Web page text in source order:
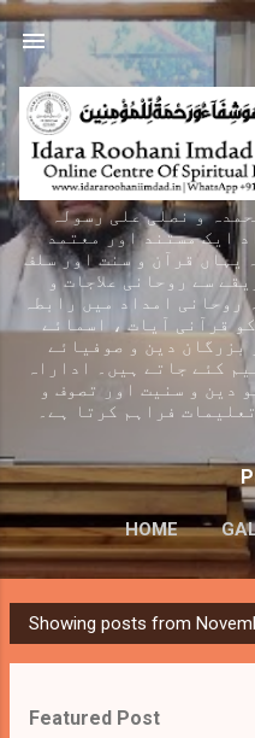
Skip to
و نصلی علی رسولہ
ایک مستند اور معتمد
یہاں قرآن و سنت اور سلف
سے روحانی علاجات و
امداد میں رابطہ
قرآنی آیات ، اسمائے
بزرگان دین و صوفیائے
کئے جاتے ہیں۔ اداراہ
دین و سنیت اور تصوف و
فراہم کرتا ہے۔
HOME
P
o
Showing posts from
Featured Post